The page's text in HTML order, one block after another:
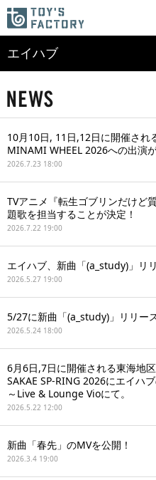
エイハブ
10月10日, 11日,12日に開催さ
MINAMI WHEEL 2026への出演
2026.7.23 18:00
TVアニメ『転生ゴブリンだけど
題歌を担当することが決定！
2026.7.22 19:00
エイハブ、新曲「(a_study)」リ
2026.5.27 19:00
5/27に新曲「(a_study)」リリー
2026.5.24 18:00
6月6日,7日に開催される東海地
SAKAE SP-RING 2026にエイハ
～Live & Lounge Vioにて。
2026.5.22 12:00
新曲「春先」のMVを公開！
2026.3.4 19:00